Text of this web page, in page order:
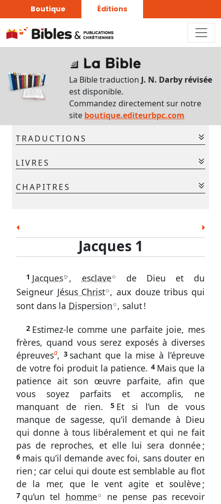
Boutique Éditions
La Bible traduction J. N. Darby révisée
est disponible.
Commandez directement sur notre
site boutique.editeurbpc.com
TRADUCTIONS
La Bible - Traduction J. N. Darby
LIVRES
Ancien Testament
Lam. Ézé.
Soph.
Agg. Zach. Mal.
Nouveau Testament
Matt. Marc Luc Jean Act. Rom.
2 Cor.
Gal. Éph. Phil. Col. 1 Thes.
2 Thes.
1 Tim.
2 Tim. Tite Phm. Héb. Jac.
1 Pi.
2 Pi.
1 Jean 2 Jean 3 Jean Jude Apoc.
CHAPITRES
Jacques 1
1 JacquesC , esclave A
de Dieu et du
Seigneur Jésus ChristA , aux douze tribus qui
sont dans la Dispersion A , salut !
2 Estimez-le comme une parfaite joie, mes
frères, quand vous serez exposés à diverses
épreuvesa, 3 sachant que la mise à l’épreuve
de votre foi produit la patience. 4 Mais que la
patience ait son œuvre parfaite, afin que
vous soyez parfaits et accomplis, ne
manquant de rien.
5 Et si l’un de vous
manque de sagesse, qu’il demande à Dieu
qui donne à tous libéralement et qui ne fait
pas de reproches, et elle lui sera donnée ;
6 mais qu’il demande avec foi, sans douter en
rien ; car celui qui doute est semblable au flot
de la mer, que le vent agite et soulève ;
7 qu’un tel homme A
ne pense pas recevoir
ce
chapitre
Interlinéaire
Français-
Grec
bibliques
les
Écritures
à
12
chrétien
n’est
pas
épargné
par
les
épreuves
Jacques
1.
13
à
27